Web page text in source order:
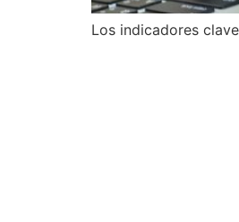
Los indicadores